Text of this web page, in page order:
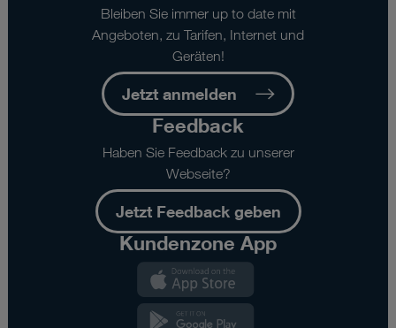
Bleiben Sie immer up to date mit
Angeboten, zu Tarifen, Internet und
Geräten!
Jetzt anmelden
Feedback
Haben Sie Feedback zu unserer
Webseite?
Jetzt Feedback geben
Kundenzone App